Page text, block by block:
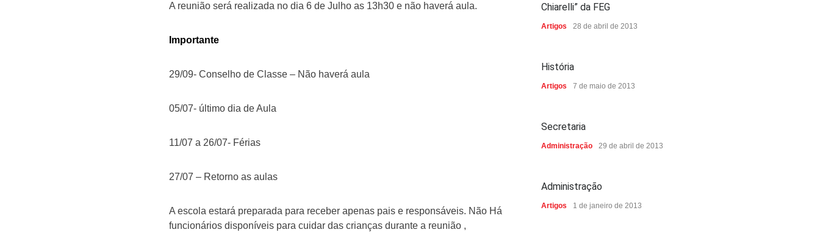
A reunião será realizada no dia 6 de Julho as 13h30 e não haverá aula.
Importante
29/09- Conselho de Classe – Não haverá aula
05/07- último dia de Aula
11/07 a 26/07- Férias
27/07 – Retorno as aulas
A escola estará preparada para receber apenas pais e responsáveis. Não Há
funcionários disponíveis para cuidar das crianças durante a reunião ,
Chiarelli” da FEG
Artigos 28 de abril de 2013
História
Artigos 7 de maio de 2013
Secretaria
Administração 29 de abril de 2013
Administração
Artigos 1 de janeiro de 2013